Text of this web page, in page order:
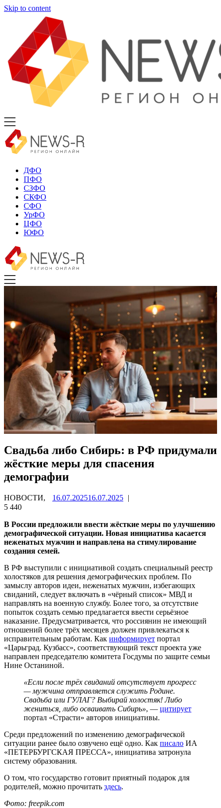
Skip to content
ДФО
ПФО
СЗФО
СКФО
СФО
УрФО
ЦФО
ЮФО
Свадьба либо Сибирь: в РФ придумали
жёсткие меры для спасения
демографии
НОВОСТИ, 16.07.202516.07.2025 |
5 440
В России предложили ввести жёсткие меры по улучшению
демографической ситуации. Новая инициатива касается
неженатых мужчин и направлена на стимулирование
создания семей.
В РФ выступили с инициативой создать специальный реестр
холостяков для решения демографических проблем. По
замыслу авторов идеи, неженатых мужчин, избегающих
свиданий, следует включать в «чёрный список» МВД и
направлять на военную службу. Более того, за отсутствие
попыток создать семью предлагается ввести серьёзное
наказание. Предусматривается, что россиянин не имеющий
отношений более трёх месяцев должен привлекаться к
исправительным работам. Как информирует портал
«Царьград. Кузбасс», соответствующий текст проекта уже
направлен председателю комитета Госдумы по защите семьи
Нине Останиной.
«Если после трёх свиданий отсутствует прогресс
— мужчина отправляется служить Родине.
Свадьба или ГУЛАГ? Выбирай холостяк! Либо
жениться, либо осваивать Сибирь», — цитирует
портал «Страсти» авторов инициативы.
Среди предложений по изменению демографической
ситуации ранее было озвучено ещё одно. Как писало ИА
«ПЕТЕРБУРГСКАЯ ПРЕССА», инициатива затронула
систему образования.
О том, что государство готовит приятный подарок для
родителей, можно прочитать здесь.
Фото: freepik.com